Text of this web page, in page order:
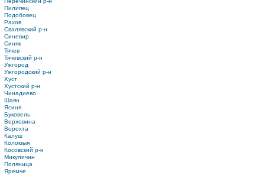
Пилипец
Подобовец
Рахов
Свалявский р-н
Синевир
Синяк
Тячев
Тячевский р-н
Ужгород
Ужгородский р-н
Хуст
Хустский р-н
Чинадиево
Шаян
Ясиня
Буковель
Верховина
Ворохта
Калуш
Коломыя
Косовский р-н
Микуличин
Поляница
Яремче